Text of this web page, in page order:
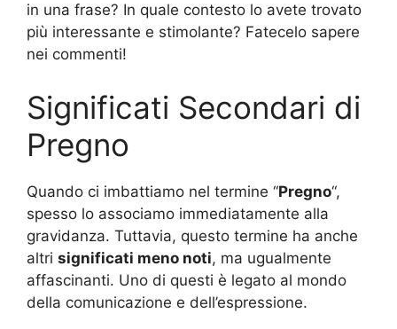
in una frase? In quale contesto lo avete trovato
più interessante e stimolante? Fatecelo sapere
nei commenti!
Significati Secondari di
Pregno
Quando ci imbattiamo nel termine “Pregno“,
spesso lo associamo immediatamente alla
gravidanza. Tuttavia, questo termine ha anche
altri significati meno noti, ma ugualmente
affascinanti. Uno di questi è legato al mondo
della comunicazione e dell’espressione.